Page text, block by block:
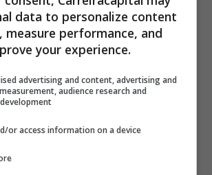
acumula pontos por cada dólar
Ou seja, como nossa moeda é o
Mas, você continua acumulando de
crédito, tanto de bancos digitais quanto
disponibilizam essa vantagem. Para
opções de cartões que oferecem o
basta analisar!
data to personalize content
measure performance, and
your experience.
advertising and content, advertising and
audience research and
or access information on a device